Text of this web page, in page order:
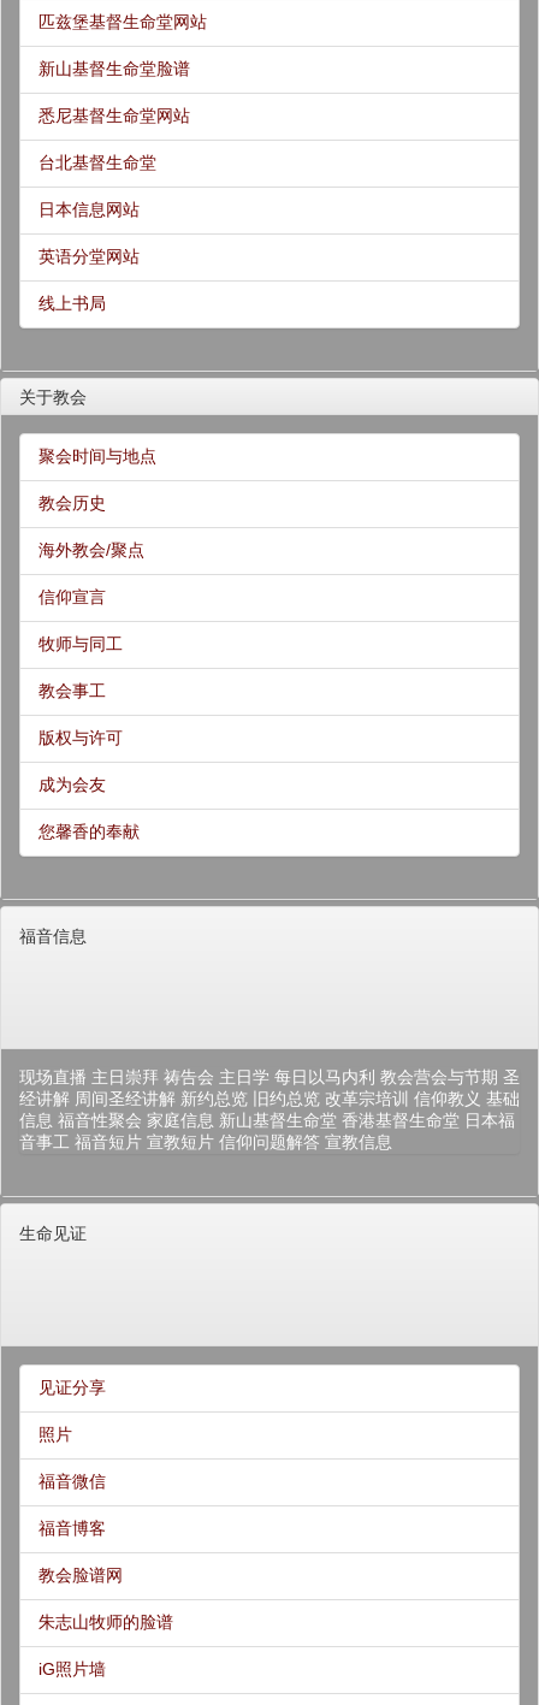
匹兹堡基督生命堂网站
新山基督生命堂脸谱
悉尼基督生命堂网站
台北基督生命堂
日本信息网站
英语分堂网站
线上书局
关于教会
聚会时间与地点
教会历史
海外教会/聚点
信仰宣言
牧师与同工
教会事工
版权与许可
成为会友
您馨香的奉献
福音信息
现场直播 主日崇拜 祷告会 主日学 每日以马内利 教会营会与节期 圣
经讲解 周间圣经讲解 新约总览 旧约总览 改革宗培训 信仰教义 基础
信息 福音性聚会 家庭信息 新山基督生命堂 香港基督生命堂 日本福
音事工 福音短片 宣教短片 信仰问题解答 宣教信息
生命见证
见证分享
照片
福音微信
福音博客
教会脸谱网
朱志山牧师的脸谱
iG照片墙